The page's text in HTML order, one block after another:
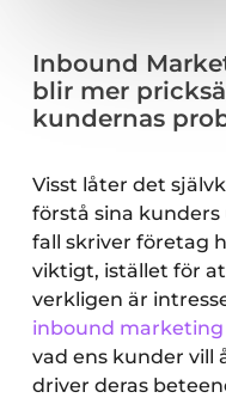
Inbound
blir mer
kundernas
Visst låter det
förstå sina
fall skriver företag
viktigt, istället för
verkligen är
inbound marketing
vad ens kunder vill
driver deras